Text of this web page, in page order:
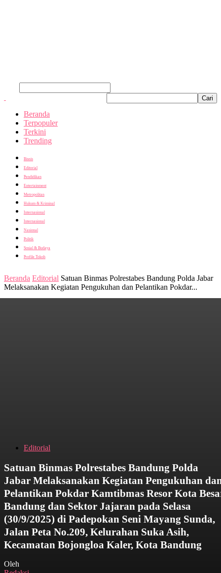
Beranda
Terpopuler
Terkini
Trending
Bisnis
Editorial
Pendidikan
Entertainment
Metropolitan
Hukum & Kriminal
Internasional
Internasional
Nasional
Politik
Sosial & Budaya
Profile Tokoh
Beranda Editorial Satuan Binmas Polrestabes Bandung Polda Jabar
Melaksanakan Kegiatan Pengukuhan dan Pelantikan Pokdar...
Editorial
Satuan Binmas Polrestabes Bandung Polda
Jabar Melaksanakan Kegiatan Pengukuhan
Pelantikan Pokdar Kamtibmas Resor Kota
Bandung dan Sektor Jajaran pada Selasa
(30/9/2025) di Padepokan Seni Mayang Sunda,
Jalan Peta No.209, Kelurahan Suka Asih,
Kecamatan Bojongloa Kaler, Kota Bandung
Oleh